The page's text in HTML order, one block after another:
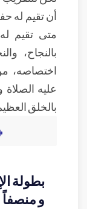
أن تقيم له
متى تقيم
بالنجاح،
اختصاصه،
عليه الصلاة
بالخلق
بطولة
و